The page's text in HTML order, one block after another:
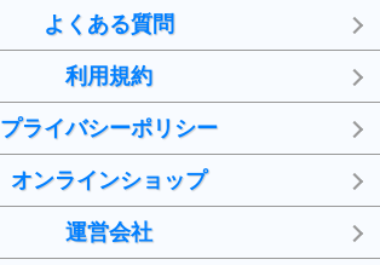
よくある質問
利用規約
プライバシーポリシー
オンラインショップ
運営会社